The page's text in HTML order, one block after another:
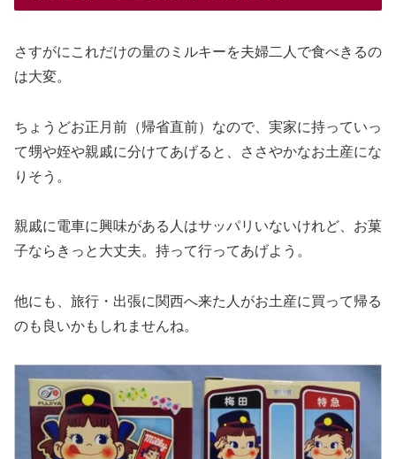
さすがにこれだけの量のミルキーを夫婦二人で食べきるの
は大変。
ちょうどお正月前（帰省直前）なので、実家に持っていっ
て甥や姪や親戚に分けてあげると、ささやかなお土産にな
りそう。
親戚に電車に興味がある人はサッパリいないけれど、お菓
子ならきっと大丈夫。持って行ってあげよう。
他にも、旅行・出張に関西へ来た人がお土産に買って帰る
のも良いかもしれませんね。